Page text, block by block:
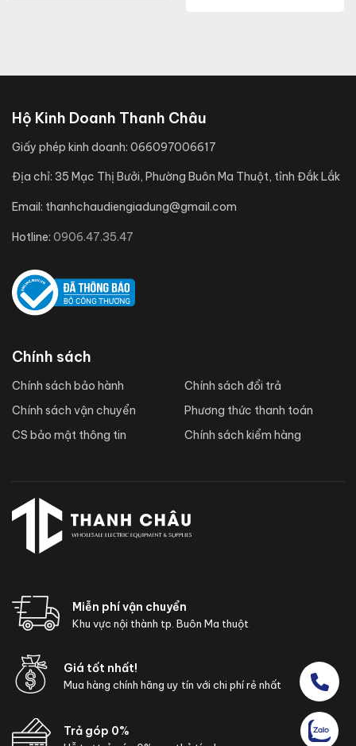
Hộ Kinh Doanh Thanh Châu
Giấy phép kinh doanh: 066097006617
Địa chỉ: 35 Mạc Thị Bưởi, Phường Buôn Ma Thuột, tỉnh Đắk Lắk
Email: thanhchaudiengiadung@gmail.com
Hotline: 0906.47.35.47
Chính sách
Chính sách bảo hành
Chính sách vận chuyển
CS bảo mật thông tin
Chính sách đổi trả
Phương thức thanh toán
Chính sách kiểm hàng
Miễn phí vận chuyển
Khu vực nội thành tp. Buôn Ma thuột
Giá tốt nhất!
Mua hàng chính hãng uy tín với chi phí rẻ nhất
Trả góp 0%